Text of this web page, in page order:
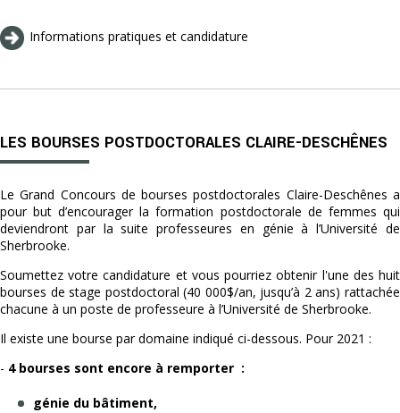
Informations pratiques et candidature
LES BOURSES POSTDOCTORALES CLAIRE-DESCHÊNES
Le Grand Concours de bourses postdoctorales Claire-Deschênes a
pour but d’encourager la formation postdoctorale de femmes qui
deviendront par la suite professeures en génie à l’Université de
Sherbrooke.
Soumettez votre candidature et vous pourriez obtenir l'une des huit
bourses de stage postdoctoral (40 000$/an, jusqu’à 2 ans) rattachée
chacune à un poste de professeure à l’Université de Sherbrooke.
Il existe une bourse par domaine indiqué ci-dessous. Pour 2021 :
- 4 bourses sont encore à remporter :
génie du bâtiment,